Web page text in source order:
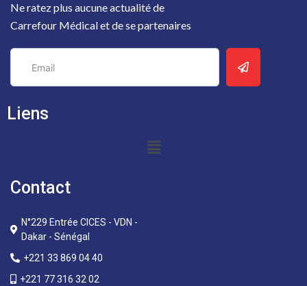
Contact
N°229 Entrée CICES - VDN -
Dakar - Sénégal
+221 33 869 04 40
+221 77 316 32 02
Liens
Ne ratez plus aucune actualité de
Carrefour Médical et de se partenaires